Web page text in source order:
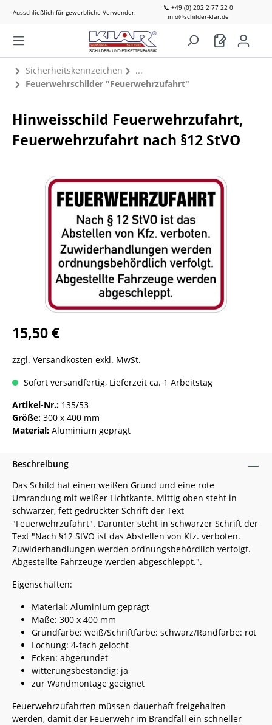
Ausschließlich für gewerbliche Verwender.
📞 +49 (0) 202 2 77 22 0
info@schilder-klar.de
Sicherheitskennzeichen
Feuerwehrschilder "Feuerwehrzufahrt"
Hinweisschild Feuerwehrzufahrt,
Feuerwehrzufahrt nach §12 StVO
15,50 €
zzgl. Versandkosten exkl. MwSt.
Sofort versandfertig, Lieferzeit ca. 1 Arbeitstag
Artikel-Nr.: 135/53
Größe: 300 x 400 mm
Material: Aluminium geprägt
Beschreibung
Das Schild hat einen weißen Grund und eine rote
Umrandung mit weißer Lichtkante. Mittig oben steht in
schwarzer, fett gedruckter Schrift der Text
"Feuerwehrzufahrt". Darunter steht in schwarzer Schrift der
Text "Nach §12 StVO ist das Abstellen von Kfz. verboten.
Zuwiderhandlungen werden ordnungsbehördlich verfolgt.
Abgestellte Fahrzeuge werden abgeschleppt.".
Eigenschaften:
Material: Aluminium geprägt
Maße: 300 x 400 mm
Grundfarbe: weiß/Schriftfarbe: schwarz/Randfarbe: rot
Lochung: 4-fach gelocht
Ecken: abgerundet
witterungsbeständig: ja
zur Wandmontage geeignet
Feuerwehrzufahrten müssen dauerhaft freigehalten
werden, damit der Feuerwehr im Brandfall ein schneller